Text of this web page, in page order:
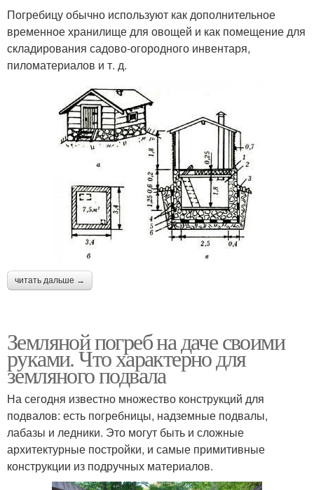
Погребицу обычно используют как дополнительное
временное хранилище для овощей и как помещение для
складирования садово-огородного инвентаря,
пиломатериалов и т. д.
читать дальше →
Земляной погреб на даче своими
руками. Что характерно для
земляного подвала
На сегодня известно множество конструкций для
подвалов: есть погребницы, надземные подвалы,
лабазы и ледники. Это могут быть и сложные
архитектурные постройки, и самые примитивные
конструкции из подручных материалов.